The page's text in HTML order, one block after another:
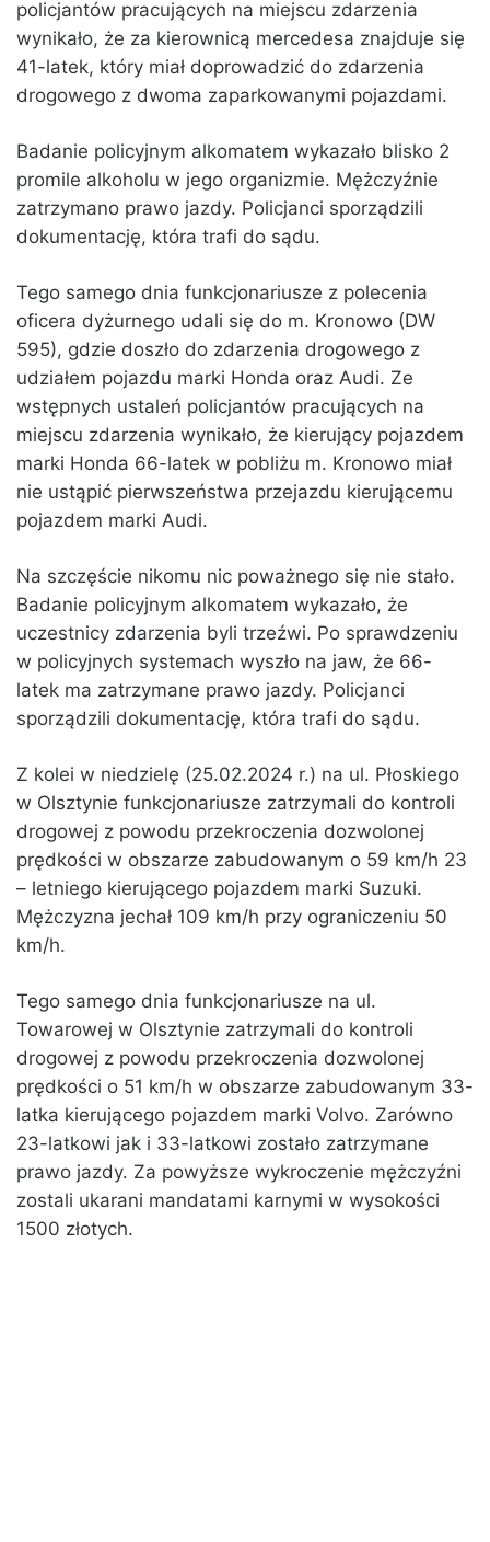
policjantów pracujących na miejscu zdarzenia
wynikało, że za kierownicą mercedesa znajduje się
41-latek, który miał doprowadzić do zdarzenia
drogowego z dwoma zaparkowanymi pojazdami.
Badanie policyjnym alkomatem wykazało blisko 2
promile alkoholu w jego organizmie. Mężczyźnie
zatrzymano prawo jazdy. Policjanci sporządzili
dokumentację, która trafi do sądu.
Tego samego dnia funkcjonariusze z polecenia
oficera dyżurnego udali się do m. Kronowo (DW
595), gdzie doszło do zdarzenia drogowego z
udziałem pojazdu marki Honda oraz Audi. Ze
wstępnych ustaleń policjantów pracujących na
miejscu zdarzenia wynikało, że kierujący pojazdem
marki Honda 66-latek w pobliżu m. Kronowo miał
nie ustąpić pierwszeństwa przejazdu kierującemu
pojazdem marki Audi.
Na szczęście nikomu nic poważnego się nie stało.
Badanie policyjnym alkomatem wykazało, że
uczestnicy zdarzenia byli trzeźwi. Po sprawdzeniu
w policyjnych systemach wyszło na jaw, że 66-
latek ma zatrzymane prawo jazdy. Policjanci
sporządzili dokumentację, która trafi do sądu.
Z kolei w niedzielę (25.02.2024 r.) na ul. Płoskiego
w Olsztynie funkcjonariusze zatrzymali do kontroli
drogowej z powodu przekroczenia dozwolonej
prędkości w obszarze zabudowanym o 59 km/h 23
– letniego kierującego pojazdem marki Suzuki.
Mężczyzna jechał 109 km/h przy ograniczeniu 50
km/h.
Tego samego dnia funkcjonariusze na ul.
Towarowej w Olsztynie zatrzymali do kontroli
drogowej z powodu przekroczenia dozwolonej
prędkości o 51 km/h w obszarze zabudowanym 33-
latka kierującego pojazdem marki Volvo. Zarówno
23-latkowi jak i 33-latkowi zostało zatrzymane
prawo jazdy. Za powyższe wykroczenie mężczyźni
zostali ukarani mandatami karnymi w wysokości
1500 złotych.